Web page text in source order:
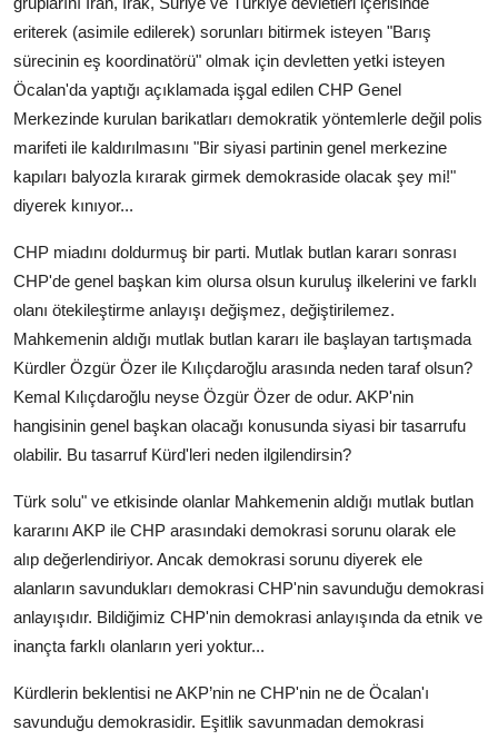
eriterek (asimile edilerek) sorunları bitirmek isteyen "Barış
sürecinin eş koordinatörü" olmak için devletten yetki isteyen
Öcalan'da yaptığı açıklamada işgal edilen CHP Genel
Merkezinde kurulan barikatları demokratik yöntemlerle değil polis
marifeti ile kaldırılmasını "Bir siyasi partinin genel merkezine
kapıları balyozla kırarak girmek demokraside olacak şey mi!"
diyerek kınıyor...
CHP miadını doldurmuş bir parti. Mutlak butlan kararı sonrası
CHP'de genel başkan kim olursa olsun kuruluş ilkelerini ve farklı
olanı ötekileştirme anlayışı değişmez, değiştirilemez.
Mahkemenin aldığı mutlak butlan kararı ile başlayan tartışmada
Kürdler Özgür Özer ile Kılıçdaroğlu arasında neden taraf olsun?
Kemal Kılıçdaroğlu neyse Özgür Özer de odur. AKP'nin
hangisinin genel başkan olacağı konusunda siyasi bir tasarrufu
olabilir. Bu tasarruf Kürd'leri neden ilgilendirsin?
Türk solu" ve etkisinde olanlar Mahkemenin aldığı mutlak butlan
kararını AKP ile CHP arasındaki demokrasi sorunu olarak ele
alıp değerlendiriyor. Ancak demokrasi sorunu diyerek ele
alanların savundukları demokrasi CHP'nin savunduğu demokrasi
anlayışıdır. Bildiğimiz CHP'nin demokrasi anlayışında da etnik ve
inançta farklı olanların yeri yoktur...
Kürdlerin beklentisi ne AKP’nin ne CHP'nin ne de Öcalan'ı
savunduğu demokrasidir. Eşitlik savunmadan demokrasi